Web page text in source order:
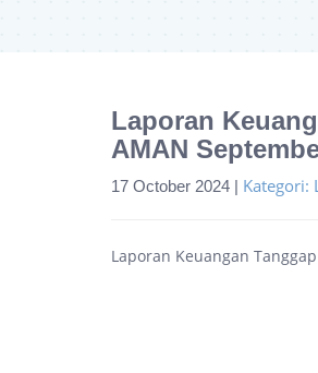
Laporan
AMAN
17 October 2024 | Kategori:
Laporan Keuangan